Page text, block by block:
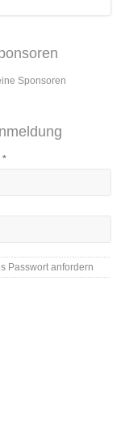
Sponsoren
*
Passwort anfordern